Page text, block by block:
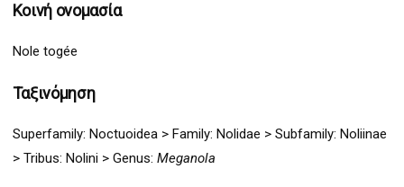
Κοινή ονομασία
Nole togée
Ταξινόμηση
Superfamily: Noctuoidea > Family: Nolidae > Subfamily: Noliinae
> Tribus: Nolini > Genus: Meganola